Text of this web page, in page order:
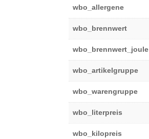
wbo_allergene
wbo_brennwert
wbo_brennwert_joule
wbo_artikelgruppe
wbo_warengruppe
wbo_literpreis
wbo_kilopreis